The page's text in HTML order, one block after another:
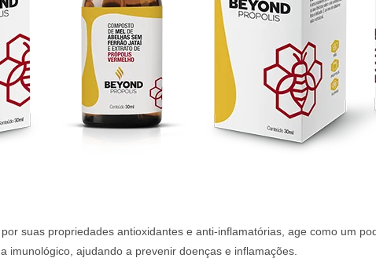
suas propriedades antioxidantes e anti-inflamatórias, age como um
imunológico, ajudando a prevenir doenças e inflamações.